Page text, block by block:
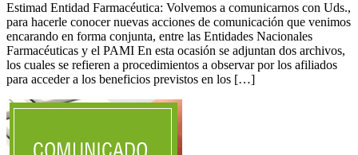
Estimad Entidad Farmacéutica: Volvemos a comunicarnos con Uds.,
para hacerle conocer nuevas acciones de comunicación que venimos
encarando en forma conjunta, entre las Entidades Nacionales
Farmacéuticas y el PAMI En esta ocasión se adjuntan dos archivos,
los cuales se refieren a procedimientos a observar por los afiliados
para acceder a los beneficios previstos en los […]